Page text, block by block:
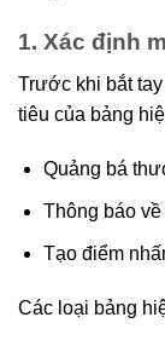
1. Xác định
Trước khi bắt
tiêu của bảng
Quảng bá
Thông báo
Tạo điểm
Các loại bảng